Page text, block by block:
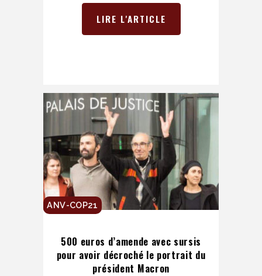
LIRE L'ARTICLE
ANV-COP21
500 euros d’amende avec sursis
pour avoir décroché le portrait du
président Macron